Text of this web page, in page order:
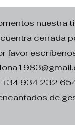
nuestra
cerrada
favor
+34 934 232
de